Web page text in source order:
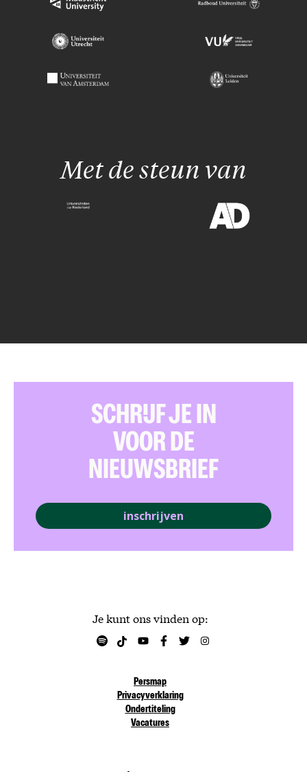
Met de steun van
Je kunt ons vinden op:
Persmap
Privacyverklaring
Ondertiteling
Vacatures
SCHRIJF JE IN
VOOR DE
NIEUWSBRIEF
inschrijven